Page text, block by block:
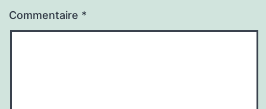
Commentaire *